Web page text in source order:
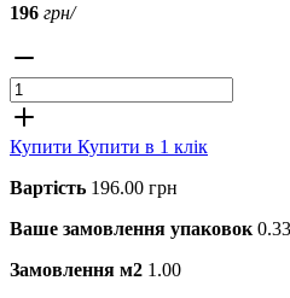
196 грн/
Купити Купити в 1 клік
Вартість 196.00 грн
Ваше замовлення упаковок 0.33
Замовлення м2 1.00